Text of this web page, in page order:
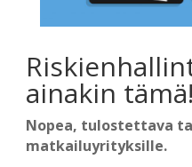
ainakin tämä!
Nopea, tulostettava
matkailuyrityksille.